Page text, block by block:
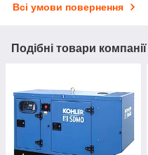
Всі умови повернення
Подібні товари компанії